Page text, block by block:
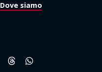
Dove siamo